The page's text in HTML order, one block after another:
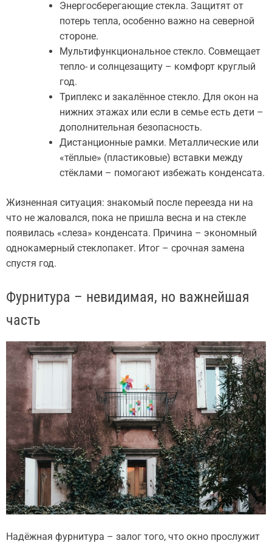
Энергосберегающие стекла. Защитят от
потерь тепла, особенно важно на северной
стороне.
Мультифункциональное стекло. Совмещает
тепло- и солнцезащиту – комфорт круглый
год.
Триплекс и закалённое стекло. Для окон на
нижних этажах или если в семье есть дети –
дополнительная безопасность.
Дистанционные рамки. Металлические или
«тёплые» (пластиковые) вставки между
стёклами – помогают избежать конденсата.
Жизненная ситуация: знакомый после переезда ни на
что не жаловался, пока не пришла весна и на стекле
появилась «слеза» конденсата. Причина – экономный
однокамерный стеклопакет. Итог – срочная замена
спустя год.
Фурнитура – невидимая, но важнейшая
часть
Надёжная фурнитура – залог того, что окно прослужит